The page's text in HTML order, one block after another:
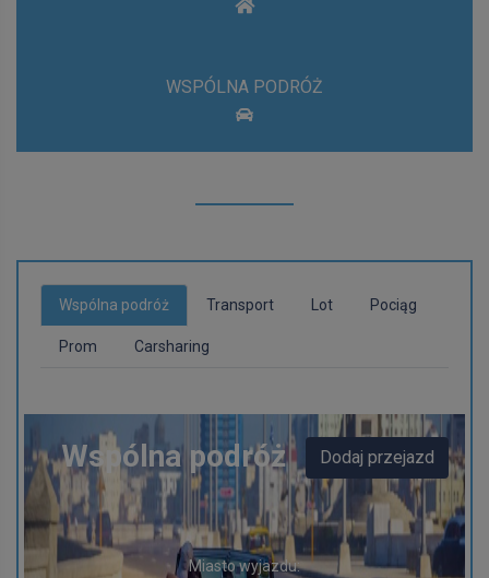
WSPÓLNA PODRÓŻ
Wspólna podróż Transport Lot Pociąg
Prom Carsharing
Dodaj przejazd
Wspólna podróż
Miasto wyjazdu: